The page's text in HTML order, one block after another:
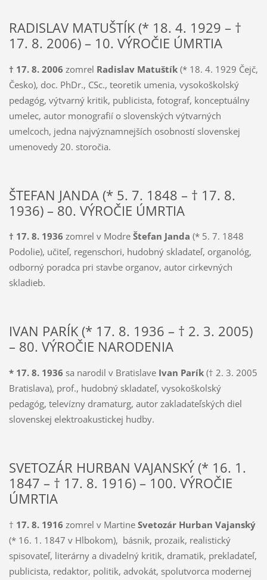
RADISLAV MATUŠTÍK (* 18. 4. 1929 – †
17. 8. 2006) – 10. VÝROČIE ÚMRTIA
† 17. 8. 2006 zomrel Radislav Matuštík (* 18. 4. 1929 Čejč,
Česko), doc. PhDr., CSc., teoretik umenia, vysokoškolský
pedagóg, výtvarný kritik, publicista, fotograf, konceptuálny
umelec, autor monografií o slovenských výtvarných
umelcoch, jedna najvýznamnejších osobností slovenskej
umenovedy 20. storočia.
ŠTEFAN JANDA (* 5. 7. 1848 – † 17. 8.
1936) – 80. VÝROČIE ÚMRTIA
† 17. 8. 1936 zomrel v Modre Štefan Janda (* 5. 7. 1848
Podolie), učiteľ, regenschori, hudobný skladateľ, organológ,
odborný poradca pri stavbe organov, autor cirkevných
skladieb.
IVAN PARÍK (* 17. 8. 1936 – † 2. 3. 2005)
– 80. VÝROČIE NARODENIA
* 17. 8. 1936 sa narodil v Bratislave Ivan Parík(† 2. 3. 2005
Bratislava), prof., hudobný skladateľ, vysokoškolský
pedagóg, televízny dramaturg, autor zakladateľských diel
slovenskej elektroakustickej hudby.
SVETOZÁR HURBAN VAJANSKÝ (* 16. 1.
1847 – † 17. 8. 1916) – 100. VÝROČIE
ÚMRTIA
† 17. 8. 1916 zomrel v Martine Svetozár Hurban Vajanský
(* 16. 1. 1847 v Hlbokom), básnik, prozaik, realistický
spisovateľ, literárny a divadelný kritik, dramatik, prekladateľ,
publicista, redaktor, politik, advokát, spolutvorca modernej